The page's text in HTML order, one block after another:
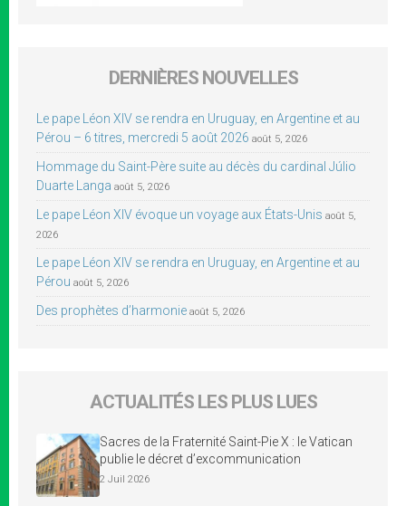
DERNIÈRES NOUVELLES
Le pape Léon XIV se rendra en Uruguay, en Argentine et au
Pérou – 6 titres, mercredi 5 août 2026 août 5, 2026
Hommage du Saint-Père suite au décès du cardinal Júlio
Duarte Langa août 5, 2026
Le pape Léon XIV évoque un voyage aux États-Unis août 5,
2026
Le pape Léon XIV se rendra en Uruguay, en Argentine et au
Pérou août 5, 2026
Des prophètes d’harmonie août 5, 2026
ACTUALITÉS LES PLUS LUES
Sacres de la Fraternité Saint-Pie X : le Vatican
publie le décret d’excommunication
2 Juil 2026